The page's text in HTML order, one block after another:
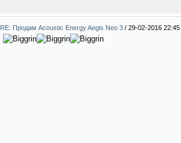
RE: Продам Acoustic Energy Aegis Neo 3 / 29-02-2016 22:45